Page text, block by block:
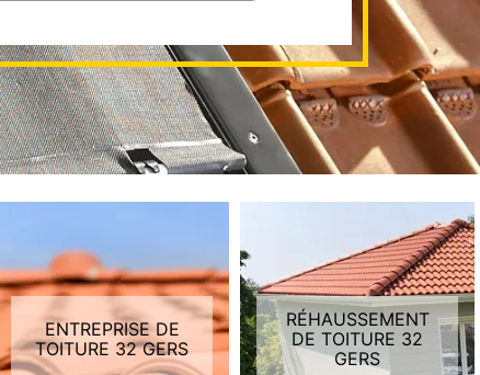
ENTREPRISE DE
TOITURE 32 GERS
RÉHAUSSEMENT
DE TOITURE 32
GERS